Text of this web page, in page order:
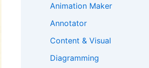
Animation Maker
Annotator
Content & Visual
Diagramming